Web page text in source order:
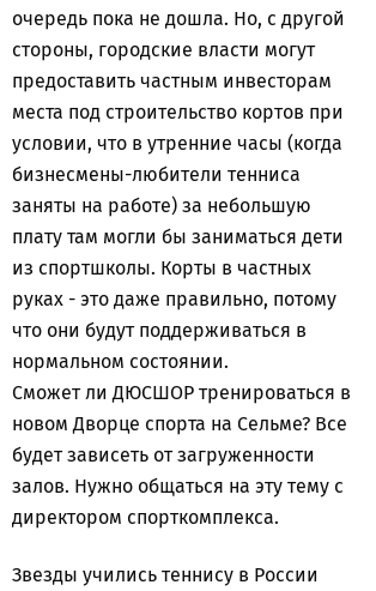
очередь пока не дошла. Но, с другой
стороны, городские власти могут
предоставить частным инвесторам
места под строительство кортов при
условии, что в утренние часы (когда
бизнесмены-любители тенниса
заняты на работе) за небольшую
плату там могли бы заниматься дети
из спортшколы. Корты в частных
руках - это даже правильно, потому
что они будут поддерживаться в
нормальном состоянии.
Сможет ли ДЮСШОР тренироваться в
новом Дворце спорта на Сельме? Все
будет зависеть от загруженности
залов. Нужно общаться на эту тему с
директором спорткомплекса.
Звезды учились теннису в России